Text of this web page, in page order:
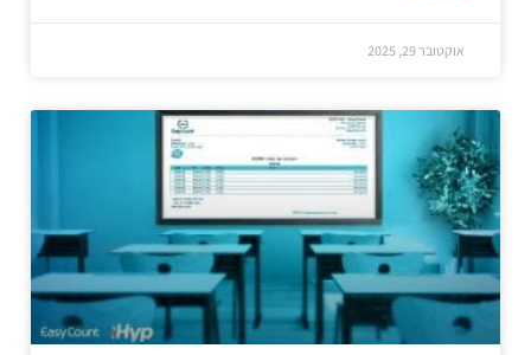
אוקטובר 29, 2025